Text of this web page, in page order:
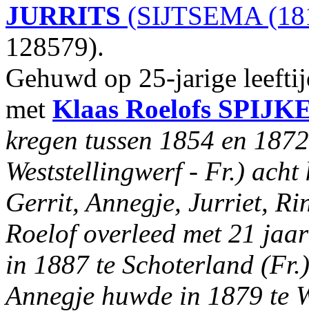
JURRITS (SIJTSEMA
128579).
Gehuwd op 25-jarige
met Klaas Roelofs
kregen tussen 1854 en
Weststellingwerf - Fr.)
Gerrit, Annegje, Jurriet,
Roelof overleed met 21
in 1887 te Schoterland
Annegje huwde in 1879 te